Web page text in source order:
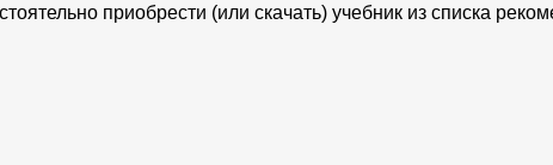
приобрести (или скачать) учебник из списка